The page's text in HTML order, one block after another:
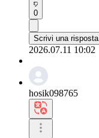
0
Scrivi una risposta
2026.07.11 10:02
hosik098765